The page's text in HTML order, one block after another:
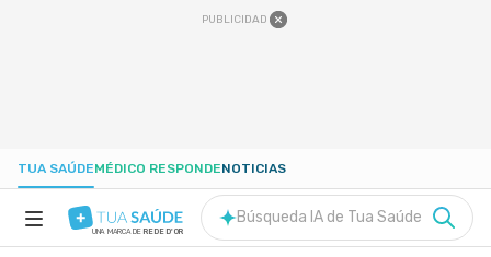
PUBLICIDAD
TUA SAÚDEMÉDICO RESPONDENOTICIAS
UNA MARCA DE REDE D'OR
Búsqueda IA de Tua Saúde